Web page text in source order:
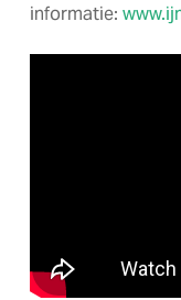
informatie: